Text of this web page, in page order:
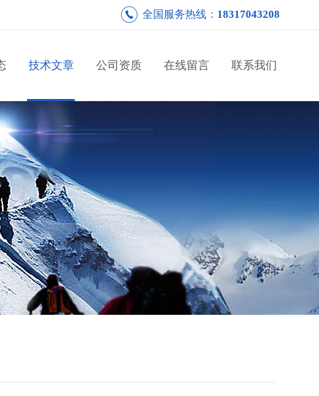
全国服务热线： 18317043208
技术文章 公司资质 在线留言 联系我们